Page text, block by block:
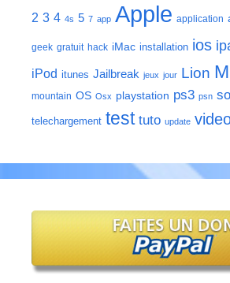
2 3 4 4s 5 7 app Apple application
geek gratuit hack iMac installation ios
iPod itunes Jailbreak jeux jour Lion
mountain OS Osx playstation ps3 psn
telechargement test tuto update